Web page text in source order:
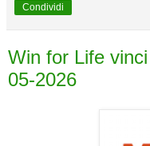
Condividi
Win for Life
05-2026